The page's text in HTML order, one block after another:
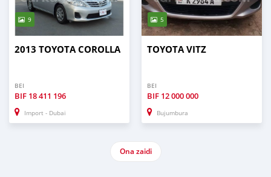
9
2013 TOYOTA COROLLA
BEI
BIF 18 411 196
Import - Dubai
5
TOYOTA VITZ
BEI
BIF 12 000 000
Bujumbura
Ona zaidi